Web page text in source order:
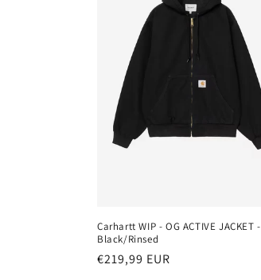
Carhartt WIP - OG ACTIVE JACKET -
Black/Rinsed
Normaler
€219,99 EUR